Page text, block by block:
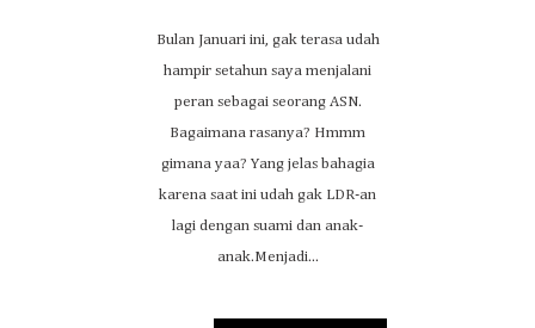
Bulan Januari ini, gak terasa udah
hampir setahun saya menjalani
peran sebagai seorang ASN.
Bagaimana rasanya? Hmmm
gimana yaa? Yang jelas bahagia
karena saat ini udah gak LDR-an
lagi dengan suami dan anak-
anak.Menjadi...